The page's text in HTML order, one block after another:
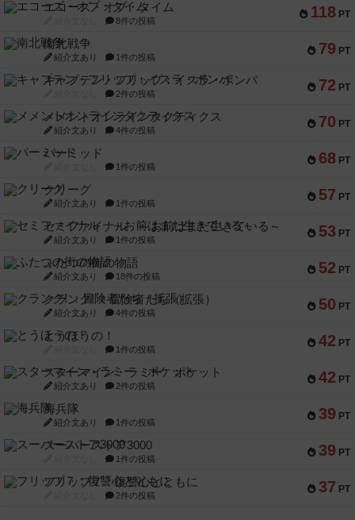
118 PT
エコーズ・オブ・タイム
8件の投稿
79 PT
南北戦争
紹介文あり 1件の投稿
72 PT
キャプテン・フリップ：イスラ・ボンバ
2件の投稿
70 PT
メメントオンラインタクティクス
紹介文あり 4件の投稿
68 PT
パーミッド
1件の投稿
57 PT
クリーグ
紹介文あり 1件の投稿
53 PT
セミファイナル ～お前はまだ生きている～
紹介文あり 1件の投稿
52 PT
ふたつの街の物語
紹介文あり 18件の投稿
50 PT
クランク! ：冒険者たち（拡張）
紹介文あり 4件の投稿
42 PT
とうほうの！
1件の投稿
42 PT
スターマイン・ラミー ポケット
紹介文あり 2件の投稿
39 PT
海兵隊
紹介文あり 1件の投稿
39 PT
スーパーストア3000
1件の投稿
37 PT
フリップ７：復讐心とともに
2件の投稿